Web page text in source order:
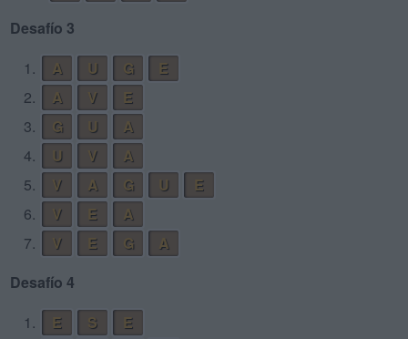
Desafío 3
1.
A U G
E
2.
A V
E
3.
G U
A
4.
U V
A
5.
V A G U
E
6.
V E
A
7.
V E G
A
Desafío 4
1.
E S
E